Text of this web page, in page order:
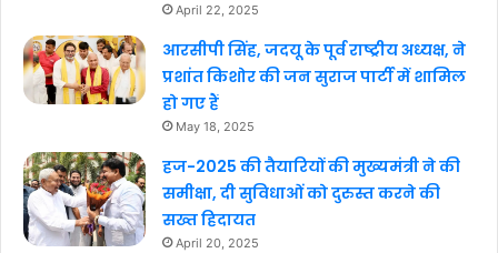
April 22, 2025
आरसीपी सिंह, जदयू के पूर्व राष्ट्रीय अध्यक्ष, ने
प्रशांत किशोर की जन सुराज पार्टी में शामिल
हो गए हैं
May 18, 2025
हज-2025 की तैयारियों की मुख्यमंत्री ने की
समीक्षा, दी सुविधाओं को दुरुस्त करने की
सख्त हिदायत
April 20, 2025